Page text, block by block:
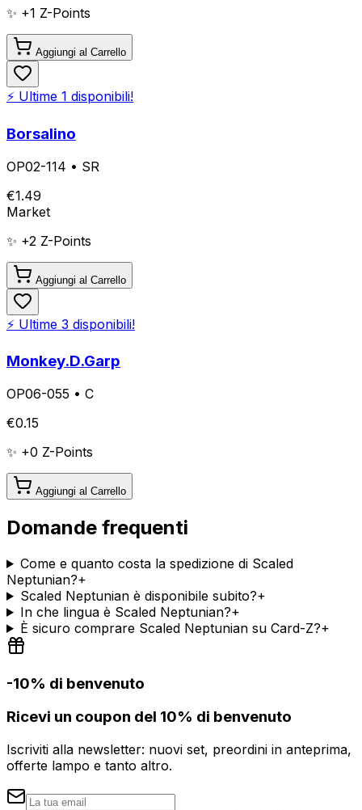
✨ +1 Z-Points
Aggiungi al Carrello
⚡ Ultime 1 disponibili!
Borsalino
OP02-114 • SR
€1.49
Market
✨ +2 Z-Points
Aggiungi al Carrello
⚡ Ultime 3 disponibili!
Monkey.D.Garp
OP06-055 • C
€0.15
✨ +0 Z-Points
Aggiungi al Carrello
Domande frequenti
Come e quanto costa la spedizione di Scaled
Neptunian?+
Scaled Neptunian è disponibile subito?+
In che lingua è Scaled Neptunian?+
È sicuro comprare Scaled Neptunian su Card-Z?+
-10% di benvenuto
Ricevi un coupon del 10% di benvenuto
Iscriviti alla newsletter: nuovi set, preordini in anteprima,
offerte lampo e tanto altro.